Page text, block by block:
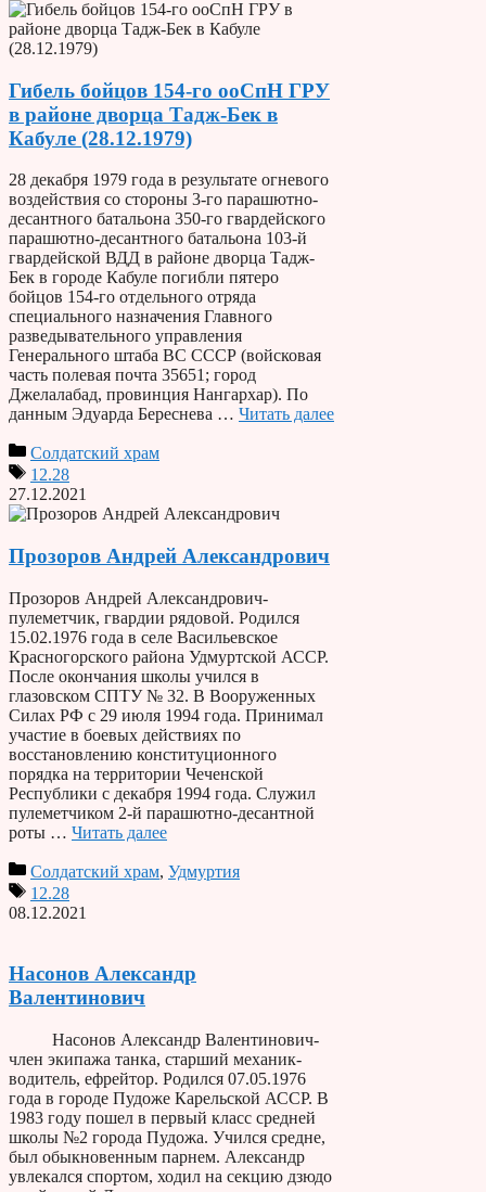
Гибель бойцов 154-го ооСпН ГРУ
в районе дворца Тадж-Бек в
Кабуле (28.12.1979)
28 декабря 1979 года в результате огневого
воздействия со стороны 3-го парашютно-
десантного батальона 350-го гвардейского
парашютно-десантного батальона 103-й
гвардейской ВДД в районе дворца Тадж-
Бек в городе Кабуле погибли пятеро
бойцов 154-го отдельного отряда
специального назначения Главного
разведывательного управления
Генерального штаба ВС СССР (войсковая
часть полевая почта 35651; город
Джелалабад, провинция Нангархар). По
данным Эдуарда Береснева … Читать далее
Солдатский храм
12.28
27.12.2021
Прозоров Андрей Александрович
Прозоров Андрей Александрович-
пулеметчик, гвардии рядовой. Родился
15.02.1976 года в селе Васильевское
Красногорского района Удмуртской АССР.
После окончания школы учился в
глазовском СПТУ № 32. В Вооруженных
Силах РФ с 29 июля 1994 года. Принимал
участие в боевых действиях по
восстановлению конституционного
порядка на территории Чеченской
Республики с декабря 1994 года. Служил
пулеметчиком 2-й парашютно-десантной
роты … Читать далее
Солдатский храм, Удмуртия
12.28
08.12.2021
Насонов Александр
Валентинович
Насонов Александр Валентинович-
член экипажа танка, старший механик-
водитель, ефрейтор. Родился 07.05.1976
года в городе Пудоже Карельской АССР. В
1983 году пошел в первый класс средней
школы №2 города Пудожа. Учился средне,
был обыкновенным парнем. Александр
увлекался спортом, ходил на секцию дзюдо